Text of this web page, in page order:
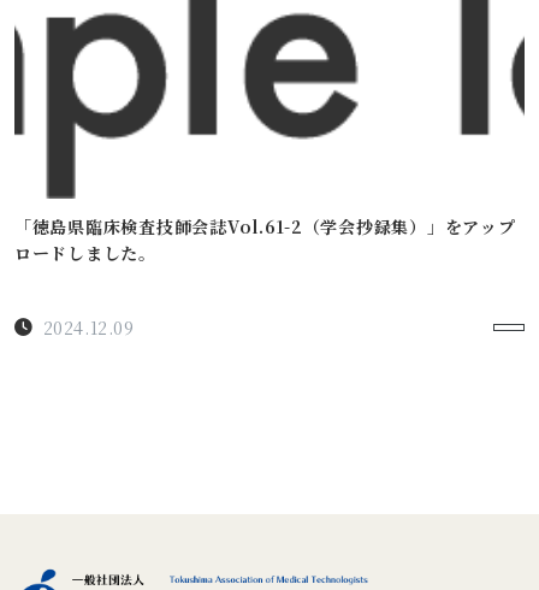
「徳島県臨床検査技師会誌Vol.61-2（学会抄録集）」をアップ
ロードしました。
2024.12.09